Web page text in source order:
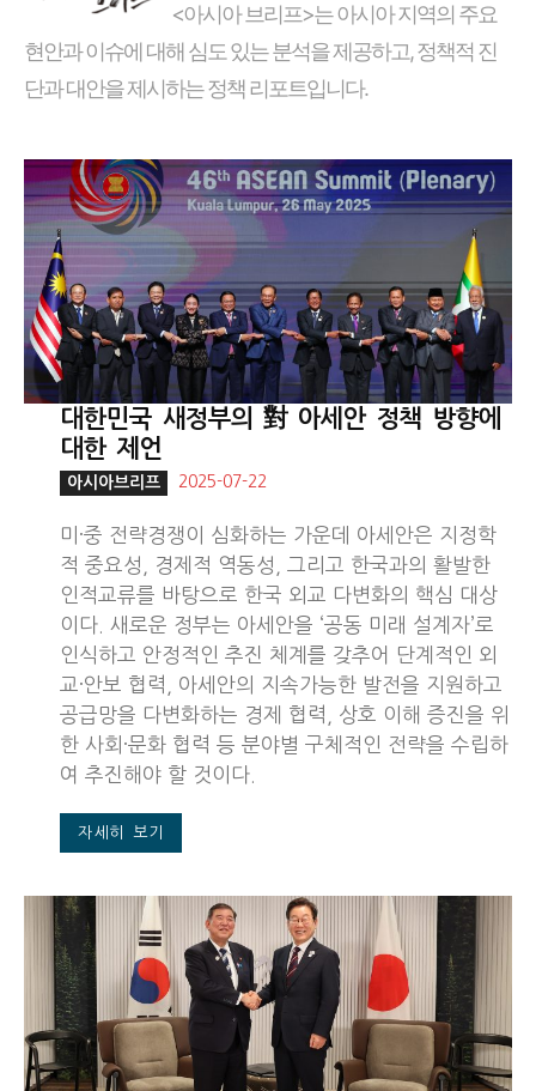
<아시아 브리프>는 아시아 지역의 주요
현안과 이슈에 대해 심도 있는 분석을 제공하고, 정책적 진
단과 대안을 제시하는 정책 리포트입니다.
대한민국 새정부의 對 아세안 정책 방향에
대한 제언
아시아브리프 2025-07-22
미·중 전략경쟁이 심화하는 가운데 아세안은 지정학
적 중요성, 경제적 역동성, 그리고 한국과의 활발한
인적교류를 바탕으로 한국 외교 다변화의 핵심 대상
이다. 새로운 정부는 아세안을 ‘공동 미래 설계자’로
인식하고 안정적인 추진 체계를 갖추어 단계적인 외
교·안보 협력, 아세안의 지속가능한 발전을 지원하고
공급망을 다변화하는 경제 협력, 상호 이해 증진을 위
한 사회·문화 협력 등 분야별 구체적인 전략을 수립하
여 추진해야 할 것이다.
자세히 보기